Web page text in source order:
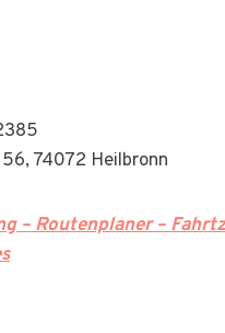
74072 Heilbronn
– Routenplaner –